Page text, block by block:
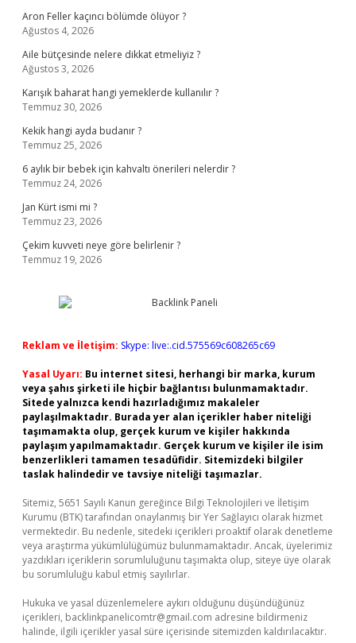
Aron Feller kaçıncı bölümde ölüyor ?
Ağustos 4, 2026
Aile bütçesinde nelere dikkat etmeliyiz ?
Ağustos 3, 2026
Karışık baharat hangi yemeklerde kullanılır ?
Temmuz 30, 2026
Kekik hangi ayda budanır ?
Temmuz 25, 2026
6 aylık bir bebek için kahvaltı önerileri nelerdir ?
Temmuz 24, 2026
Jan Kürt ismi mi ?
Temmuz 23, 2026
Çekim kuvveti neye göre belirlenir ?
Temmuz 19, 2026
Reklam ve İletişim: Skype: live:.cid.575569c608265c69
Yasal Uyarı: Bu internet sitesi, herhangi bir marka, kurum
veya şahıs şirketi ile hiçbir bağlantısı bulunmamaktadır.
Sitede yalnızca kendi hazırladığımız makaleler
paylaşılmaktadır. Burada yer alan içerikler haber niteliği
taşımamakta olup, gerçek kurum ve kişiler hakkında
paylaşım yapılmamaktadır. Gerçek kurum ve kişiler ile isim
benzerlikleri tamamen tesadüfidir. Sitemizdeki bilgiler
taslak halindedir ve tavsiye niteliği taşımazlar.
Sitemiz, 5651 Sayılı Kanun gereğince Bilgi Teknolojileri ve İletişim
Kurumu (BTK) tarafından onaylanmış bir Yer Sağlayıcı olarak hizmet
vermektedir. Bu nedenle, sitedeki içerikleri proaktif olarak denetleme
veya araştırma yükümlülüğümüz bulunmamaktadır. Ancak, üyelerimiz
yazdıkları içeriklerin sorumluluğunu taşımakta olup, siteye üye olarak
bu sorumluluğu kabul etmiş sayılırlar.
Hukuka ve yasal düzenlemelere aykırı olduğunu düşündüğünüz
içerikleri, backlinkpanelicomtr@gmail.com adresine bildirmeniz
halinde, ilgili içerikler yasal süre içerisinde sitemizden kaldırılacaktır.